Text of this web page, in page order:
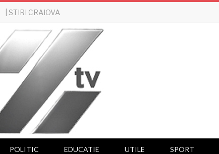
| STIRI CRAIOVA
POLITIC EDUCATIE UTILE SPORT